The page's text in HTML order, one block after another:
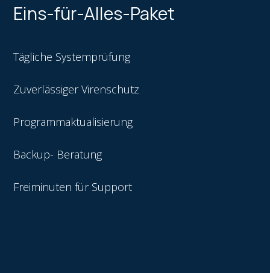
Eins-für-Alles-Paket
Tägliche Systemprüfung
Zuverlässiger Virenschutz
Programmaktualisierung
Backup- Beratung
Freiminuten für Support